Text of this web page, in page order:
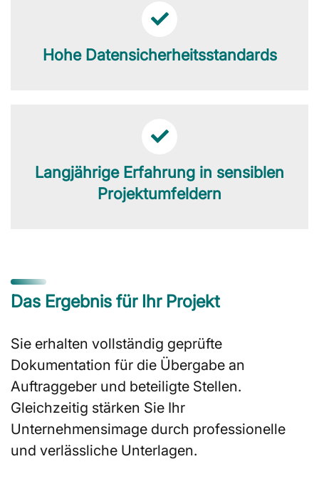
Hohe Datensicherheitsstandards
Langjährige Erfahrung in sensiblen
Projektumfeldern
Das Ergebnis für Ihr Projekt
Sie erhalten vollständig geprüfte
Dokumentation für die Übergabe an
Auftraggeber und beteiligte Stellen.
Gleichzeitig stärken Sie Ihr
Unternehmensimage durch professionelle
und verlässliche Unterlagen.